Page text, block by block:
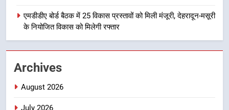
1
एमडीडीए बोर्ड बैठक में 25 विकास प्रस्तावों को मिली मंजूरी, देहरादून-मसूरी
के नियोजित विकास को मिलेगी रफ्तार
Archives
August 2026
July 2026